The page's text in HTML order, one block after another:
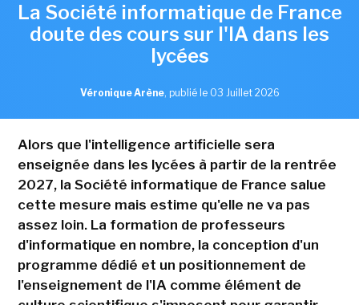
La Société informatique de France
doute des cours sur l'IA dans les
lycées
Véronique Arène, publié le 03 Juillet 2026
Alors que l'intelligence artificielle sera
enseignée dans les lycées à partir de la rentrée
2027, la Société informatique de France salue
cette mesure mais estime qu'elle ne va pas
assez loin. La formation de professeurs
d'informatique en nombre, la conception d'un
programme dédié et un positionnement de
l'enseignement de l'IA comme élément de